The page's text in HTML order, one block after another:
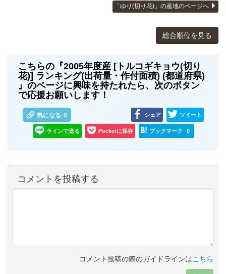
「ゆり(切り花)」の産地のページへ
総合順位を見る
こちらの『2005年度産 [トルコギキョウ(切り
花)] ランキング(出荷量・作付面積) (都道府県)
』のページに興味を持たれたら、次のボタン
で応援お願いします！
気になる 0 シェア ツイート
ラインで送る Pocketに保存 ブックマーク 0
コメントを投稿する
コメント投稿の際のガイドラインはこちら